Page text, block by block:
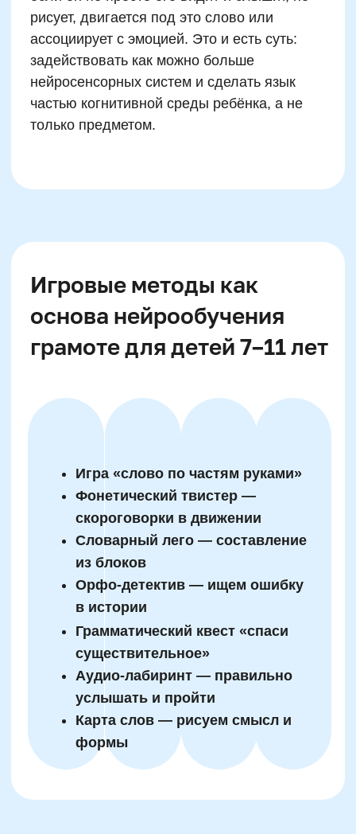
движением
Сентенциальные пазлы —
собираем предложения
Ударная диктовка — говорим и
Ассоциативный алфавит —
озвучивает рассказ
Практические упражнения
с нейроэффектом:
примеры для занятий дома
Роль мелкой моторики и
сенсорных упражнений в
развитии письменной речи
Работа пальцев напрямую связана с
развитием речевых центров мозга. Через